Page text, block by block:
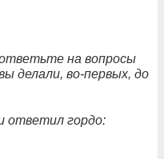
на вопросы
делали, во-первых, до
ответил гордо: